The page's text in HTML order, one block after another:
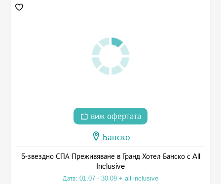
виж офертата
Банско
5-звездно СПА Преживяване в Гранд Хотел Банско с All
Inclusive
Дата: 01.07 - 30.09 + all inclusive